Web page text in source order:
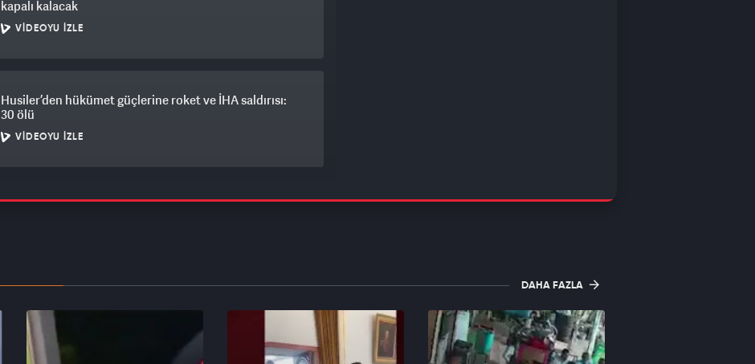
kapalı kalacak
VIDEOYU İZLE
Husiler’den hükümet güçlerine roket ve İHA saldırısı:
30 ölü
VIDEOYU İZLE
İsrail'den Ankara’nın Orta Doğu hamlelerine yakın
markaj
VIDEOYU İZLE
DAHA FAZLA